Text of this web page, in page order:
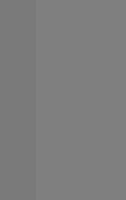
Google Maps